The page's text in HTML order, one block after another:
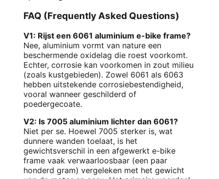
FAQ (Frequently Asked Questions)
V1: Rijst een 6061 aluminium e-bike frame?
Nee, aluminium vormt van nature een
beschermende oxidelag die roest voorkomt.
Echter, corrosie kan voorkomen in zout milieu
(zoals kustgebieden). Zowel 6061 als 6063
hebben uitstekende corrosiebestendigheid,
vooral wanneer geschilderd of
poedergecoate.
V2: Is 7005 aluminium lichter dan 6061?
Niet per se. Hoewel 7005 sterker is, wat
dunnere wanden toelaat, is het
gewichtsverschil in een afgewerkt e-bike
frame vaak verwaarloosbaar (een paar
honderd gram) vergeleken met het gewicht